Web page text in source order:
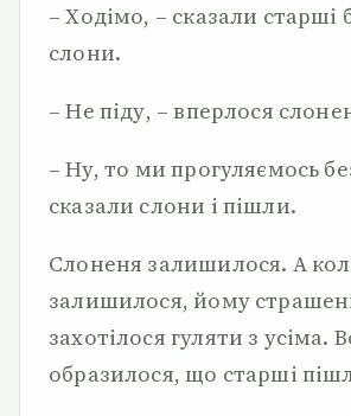
– Ходімо, – сказали старші
слони.
– Не піду, – вперлося
– Ну, то ми прогуляємось
сказали слони і пішли.
Слоненя залишилося. А
залишилося, йому
захотілося гуляти з усіма.
образилося, що старші